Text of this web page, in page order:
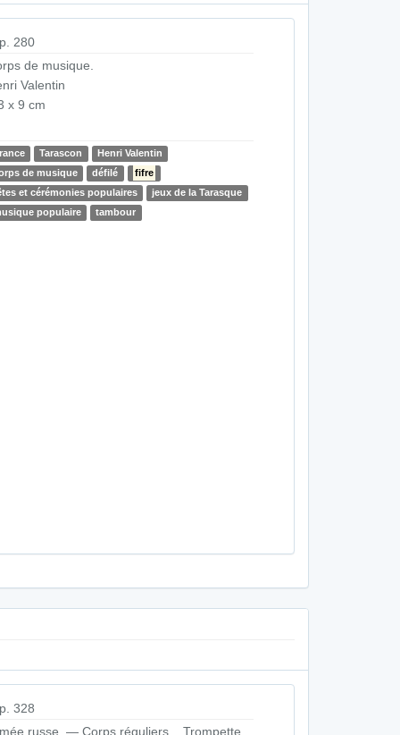
280
de musique.
Valentin
x 9 cm
Tarascon
Henri Valentin
de musique
défilé
fifre
et cérémonies populaires
jeux de la Tarasque
populaire
tambour
328
russe. — Corps réguliers... Trompette